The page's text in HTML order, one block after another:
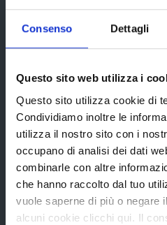
Consenso Dettagli
Questo sito web utilizza i
Questo sito utilizza cookie di
Condividiamo inoltre le
utilizza il nostro sito con i
occupano di analisi dei dati
combinarle con altre
che hanno raccolto dal tuo
vuole saperne di più o negare
alcuni cookie clicchi qui. Il
Organi di governo
Statuto e Regolamenti
Uffici e orari
Storia della Provincia
Edifici e Parchi
Elezioni